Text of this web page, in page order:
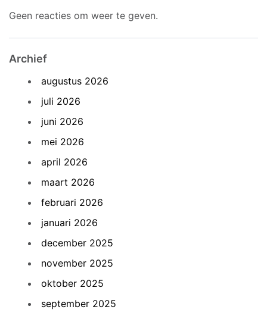
Geen reacties om weer te geven.
Archief
augustus 2026
juli 2026
juni 2026
mei 2026
april 2026
maart 2026
februari 2026
januari 2026
december 2025
november 2025
oktober 2025
september 2025